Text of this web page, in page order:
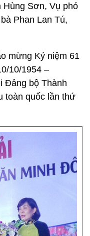
Hùng Sơn, Vụ phó
Phan Lan Tú,
mừng Kỷ niệm 61
10/1954 –
Đảng bộ Thành
toàn quốc lần thứ